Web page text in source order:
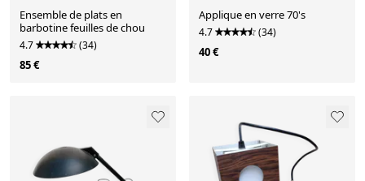
Ensemble de plats en
barbotine feuilles de chou
4.7 (34)
85 €
Applique en verre 70's
4.7 (34)
40 €